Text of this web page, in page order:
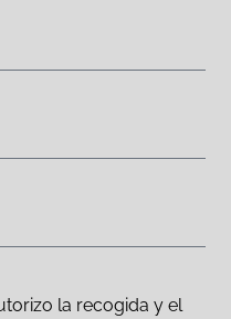
la recogida y el